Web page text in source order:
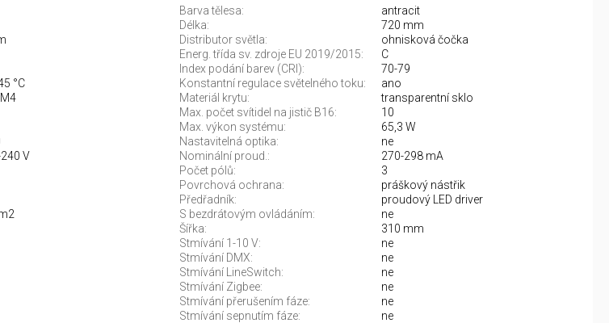
Barva tělesa:
antracit
Délka:
720 mm
Distributor světla:
ohnisková čočka
Energ. třída sv. zdroje EU 2019/2015:
C
Index podání barev (CRI):
70-79
°C Konstantní regulace světelného toku:
ano
Materiál krytu:
transparentní sklo
Max. počet svítidel na jistič B16:
10
Max. výkon systému:
65,3 W
Nastavitelná optika:
ne
V Nominální proud.:
270-298 mA
Počet pólů:
3
Povrchová ochrana:
práškový nástřik
Předřadník:
proudový LED driver
S bezdrátovým ovládáním:
ne
Šířka:
310 mm
Stmívání 1-10 V:
ne
Stmívání DMX:
ne
Stmívání LineSwitch:
ne
Stmívání Zigbee:
ne
Stmívání přerušením fáze:
ne
Stmívání sepnutím fáze:
ne